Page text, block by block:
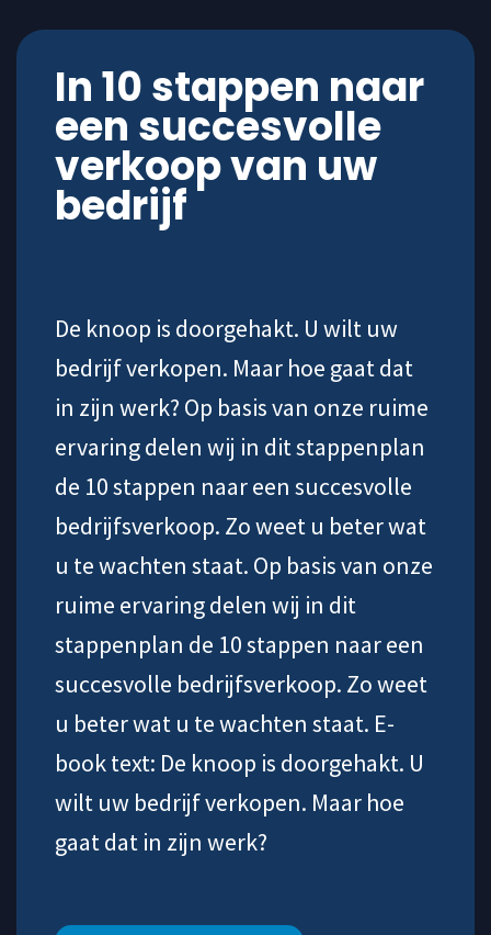
In 10 stappen naar
een succesvolle
verkoop van uw
bedrijf
De knoop is doorgehakt. U wilt uw
bedrijf verkopen. Maar hoe gaat dat
in zijn werk? Op basis van onze ruime
ervaring delen wij in dit stappenplan
de 10 stappen naar een succesvolle
bedrijfsverkoop. Zo weet u beter wat
u te wachten staat. Op basis van onze
ruime ervaring delen wij in dit
stappenplan de 10 stappen naar een
succesvolle bedrijfsverkoop. Zo weet
u beter wat u te wachten staat. E-
book text: De knoop is doorgehakt. U
wilt uw bedrijf verkopen. Maar hoe
gaat dat in zijn werk?